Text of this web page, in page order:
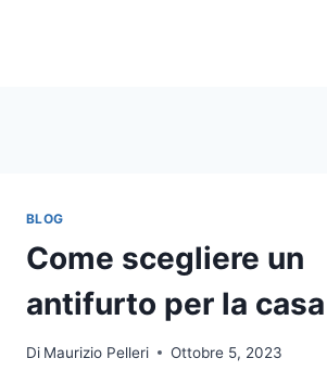
BLOG
Come scegliere un
antifurto per la casa
Di Maurizio Pelleri Ottobre 5, 2023